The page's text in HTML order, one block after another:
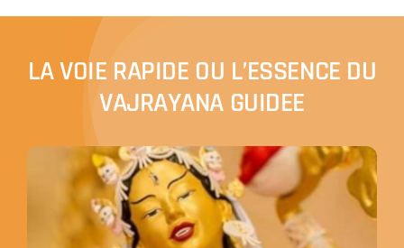
LA VOIE RAPIDE OU L’ESSENCE DU
VAJRAYANA GUIDEE